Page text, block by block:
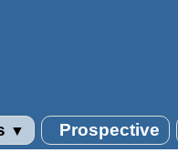
▼ Prospective